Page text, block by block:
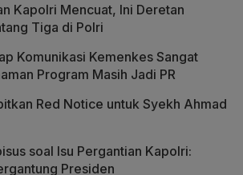
Kapolri Mencuat, Ini Deretan
Tiga di Polri
Komunikasi Kemenkes Sangat
Program Masih Jadi PR
Red Notice untuk Syekh Ahmad
soal Isu Pergantian Kapolri:
Presiden